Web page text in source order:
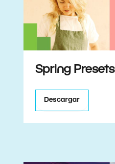
Spring Presets
Descargar